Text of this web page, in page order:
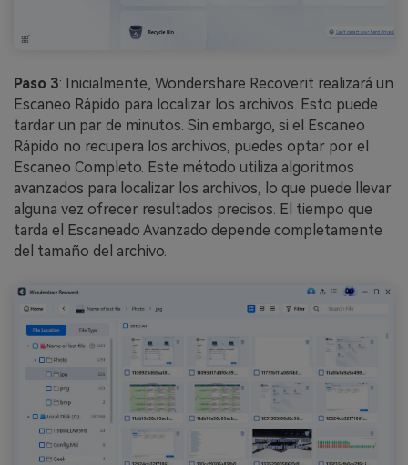
Paso 3: Inicialmente, Wondershare Recoverit realizará un
Escaneo Rápido para localizar los archivos. Esto puede
tardar un par de minutos. Sin embargo, si el Escaneo
Rápido no recupera los archivos, puedes optar por el
Escaneo Completo. Este método utiliza algoritmos
avanzados para localizar los archivos, lo que puede llevar
alguna vez ofrecer resultados precisos. El tiempo que
tarda el Escaneado Avanzado depende completamente
del tamaño del archivo.